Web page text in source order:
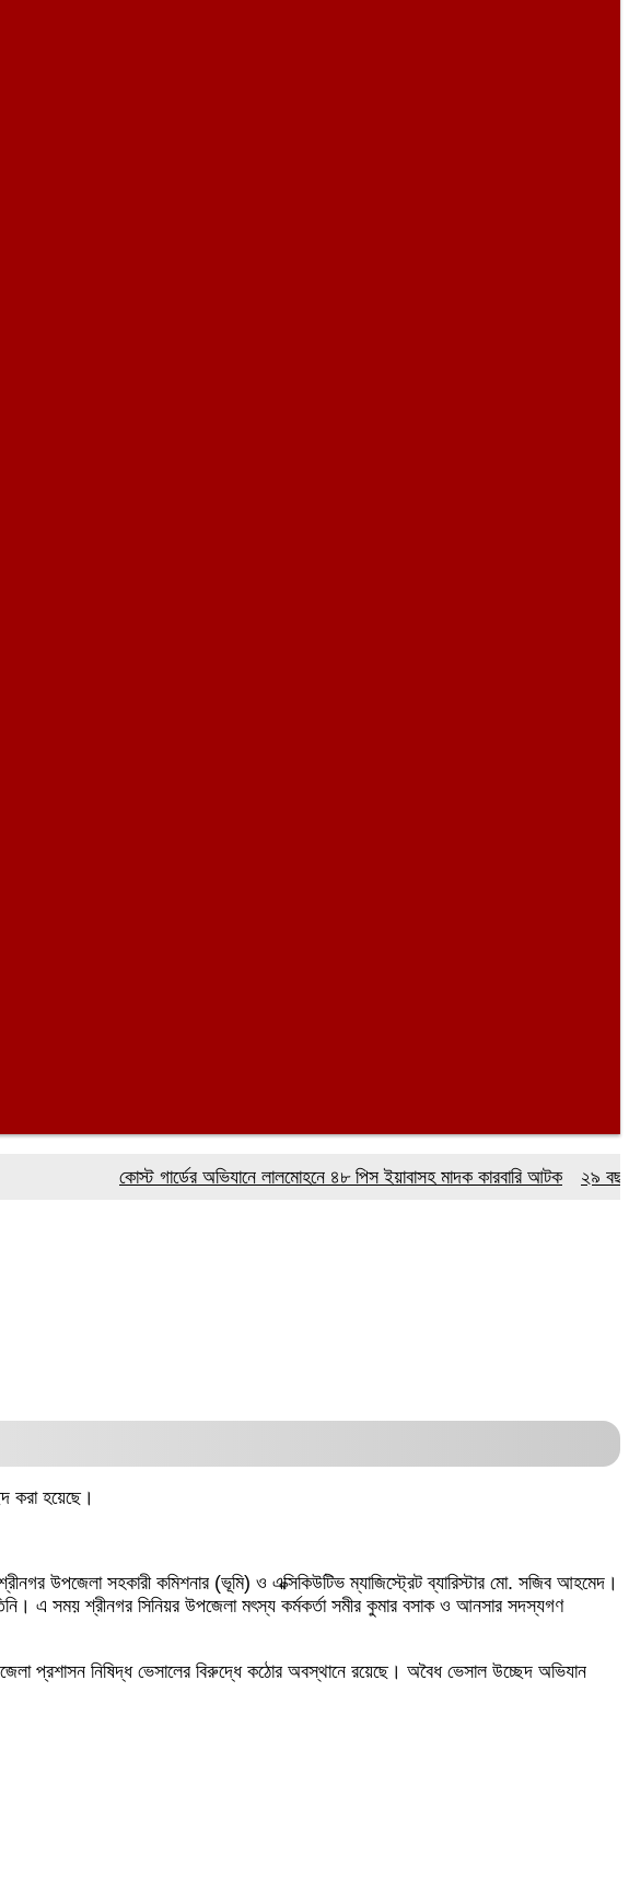
কোস্ট গার্ডের অভিযানে লালমোহনে ৪৮ পিস ইয়াবাসহ মাদক কারবারি আটক
২৯ বছর ধরে
করা হয়েছে।
উপজেলা সহকারী কমিশনার (ভূমি) ও এক্সিকিউটিভ ম্যাজিস্ট্রেট ব্যারিস্টার মো. সজিব আহমেদ।
এ সময় শ্রীনগর সিনিয়র উপজেলা মৎস্য কর্মকর্তা সমীর কুমার বসাক ও আনসার সদস্যগণ
প্রশাসন নিষিদ্ধ ভেসালের বিরুদ্ধে কঠোর অবস্থানে রয়েছে। অবৈধ ভেসাল উচ্ছেদ অভিযান